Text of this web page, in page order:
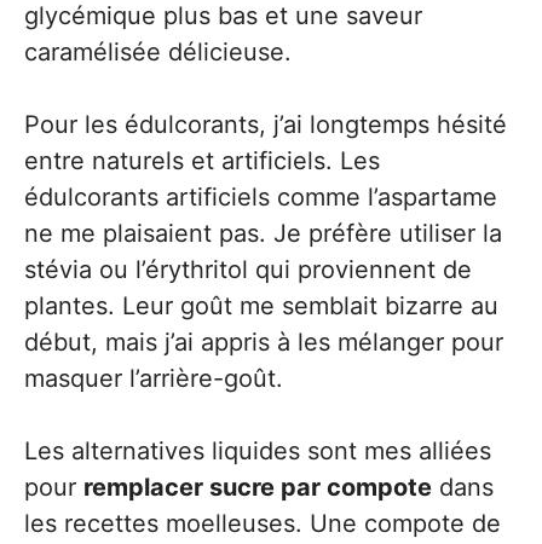
glycémique plus bas et une saveur
caramélisée délicieuse.
Pour les édulcorants, j’ai longtemps hésité
entre naturels et artificiels. Les
édulcorants artificiels comme l’aspartame
ne me plaisaient pas. Je préfère utiliser la
stévia ou l’érythritol qui proviennent de
plantes. Leur goût me semblait bizarre au
début, mais j’ai appris à les mélanger pour
masquer l’arrière-goût.
Les alternatives liquides sont mes alliées
pour remplacer sucre par compote dans
les recettes moelleuses. Une compote de